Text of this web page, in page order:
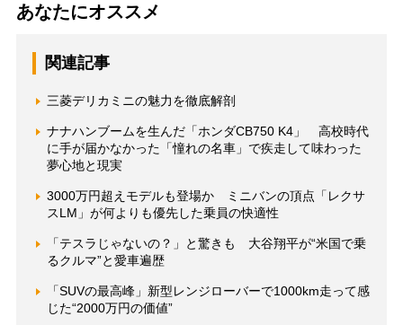
あなたにオススメ
関連記事
三菱デリカミニの魅力を徹底解剖
ナナハンブームを生んだ「ホンダCB750 K4」 高校時代
に手が届かなかった「憧れの名車」で疾走して味わった
夢心地と現実
3000万円超えモデルも登場か ミニバンの頂点「レクサ
スLM」が何よりも優先した乗員の快適性
「テスラじゃないの？」と驚きも 大谷翔平が“米国で乗
るクルマ”と愛車遍歴
「SUVの最高峰」新型レンジローバーで1000km走って感
じた“2000万円の価値”